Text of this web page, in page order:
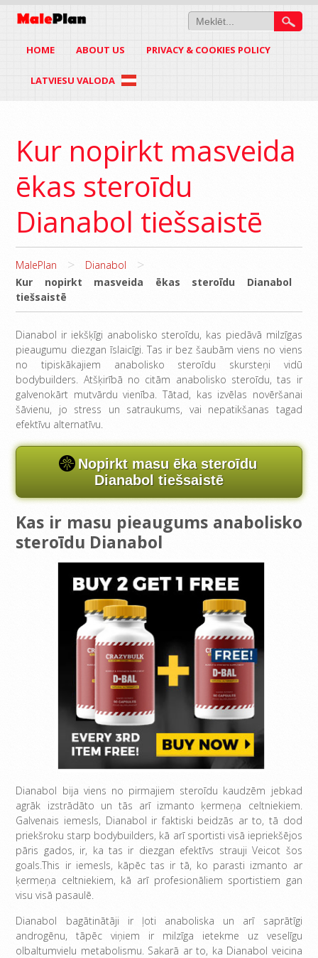
HOME ABOUT US PRIVACY & COOKIES POLICY
LATVIESU VALODA
Kur nopirkt masveida
ēkas steroīdu
Dianabol tiešsaistē
MalePlan > Dianabol >
Kur nopirkt masveida ēkas steroīdu Dianabol
tiešsaistē
Dianabol ir iekšķīgi anabolisko steroīdu, kas piedāvā milzīgas
pieaugumu diezgan īslaicīgi. Tas ir bez šaubām viens no viens
no tipiskākajiem anabolisko steroīdu skursteņi vidū
bodybuilders. Atšķirībā no citām anabolisko steroīdu, tas ir
galvenokārt mutvārdu vienība. Tātad, kas izvēlas novēršanai
šāvienu, jo stress un satraukums, vai nepatikšanas tagad
efektīvu alternatīvu.
Nopirkt masu ēka steroīdu
Dianabol tiešsaistē
Kas ir masu pieaugums anabolisko
steroīdu Dianabol
Dianabol bija viens no pirmajiem steroīdu kaudzēm jebkad
agrāk izstrādāto un tās arī izmanto ķermeņa celtniekiem.
Galvenais iemesls, Dianabol ir faktiski beidzās ar to, tā dod
priekšroku starp bodybuilders, kā arī sportisti visā iepriekšējos
pāris gados, ir, ka tas ir diezgan efektīvs strauji Veicot šos
goals.This ir iemesls, kāpēc tas ir tā, ko parasti izmanto ar
ķermeņa celtniekiem, kā arī profesionāliem sportistiem gan
visu visā pasaulē.
Dianabol bagātinātāji ir ļoti anaboliska un arī saprātīgi
androgēnu, tāpēc viņiem ir milzīga ietekme uz veselīgu
olbaltumvielu metabolismu. Sakarā ar to, ka Dianabol veicina